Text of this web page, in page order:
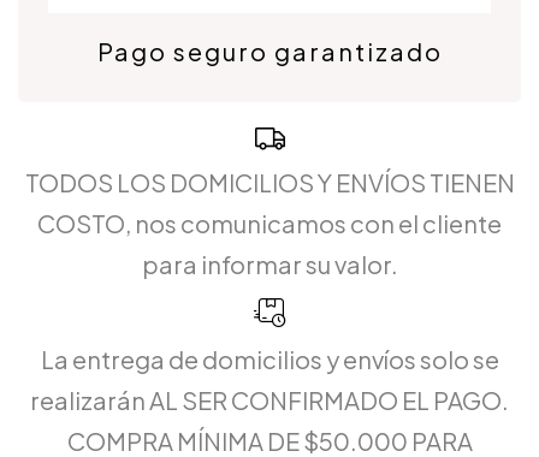
Pago seguro garantizado
TODOS LOS DOMICILIOS Y ENVÍOS TIENEN
COSTO, nos comunicamos con el cliente
para informar su valor.
La entrega de domicilios y envíos solo se
realizarán AL SER CONFIRMADO EL PAGO.
COMPRA MÍNIMA DE $50.000 PARA